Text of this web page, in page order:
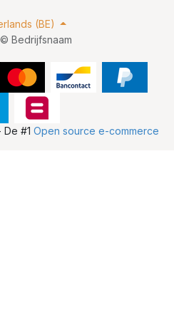
Bedrijfsnaam
(BE)
De #1Open source e-commerce